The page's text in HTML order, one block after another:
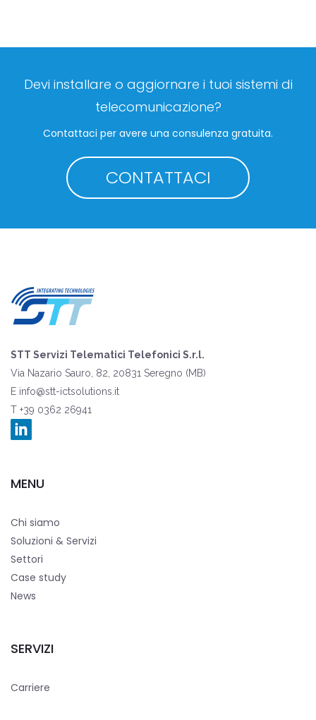
Devi installare o aggiornare i tuoi sistemi di
telecomunicazione?
Contattaci per avere una consulenza gratuita.
CONTATTACI
STT Servizi Telematici Telefonici S.r.l.
Via Nazario Sauro, 82, 20831 Seregno (MB)
E info@stt-ictsolutions.it
T +39 0362 26941
MENU
Chi siamo
Soluzioni & Servizi
Settori
Case study
News
SERVIZI
Carriere